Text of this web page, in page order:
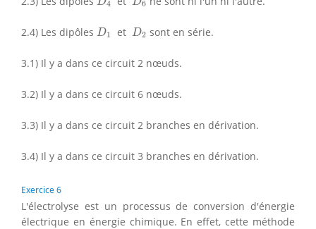
4 6
2.4) Les dipôles D1
D1 et D2
D2 sont en série.
3.1) Il y a dans ce circuit 2 nœuds.
3.2) Il y a dans ce circuit 6 nœuds.
3.3) Il y a dans ce circuit 2 branches en dérivation.
3.4) Il y a dans ce circuit 3 branches en dérivation.
Exercice 6
L'électrolyse est un processus de conversion d'énergie
électrique en énergie chimique. En effet, cette méthode